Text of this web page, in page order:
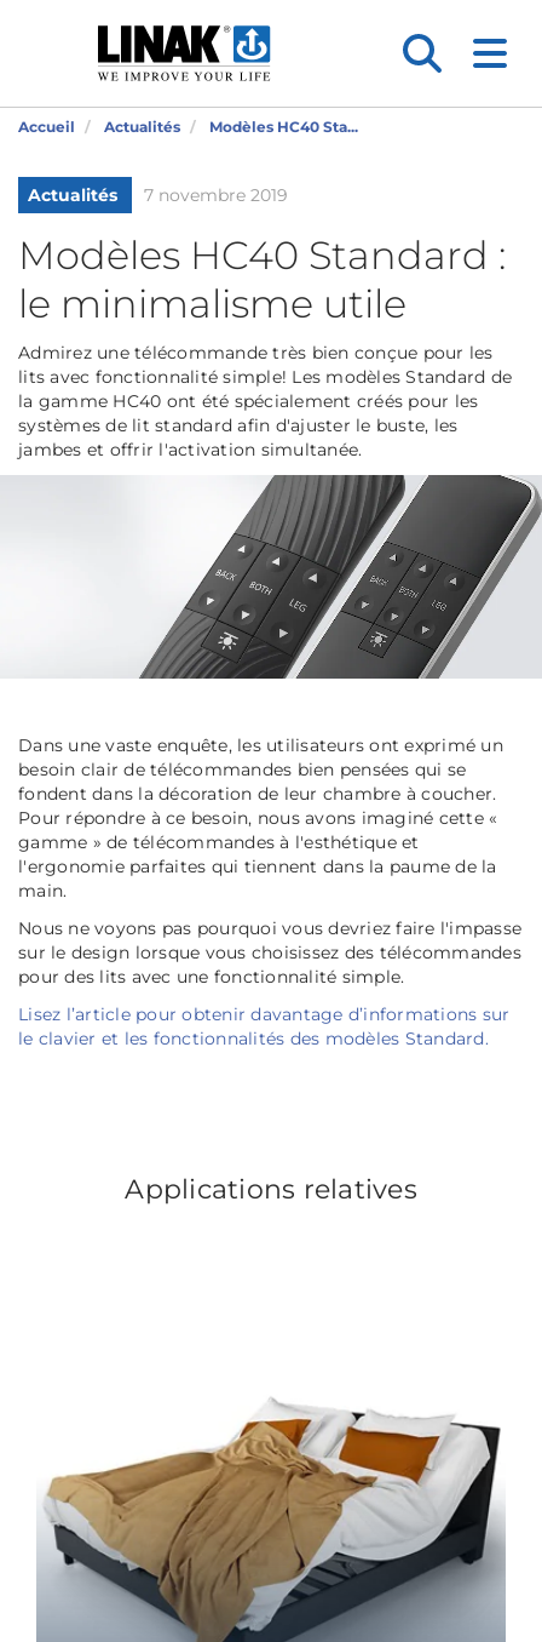
Accueil Actualités Modèles HC40 Sta...
Actualités 7 novembre 2019
Modèles HC40 Standard :
le minimalisme utile
Admirez une télécommande très bien conçue pour les
lits avec fonctionnalité simple! Les modèles Standard de
la gamme HC40 ont été spécialement créés pour les
systèmes de lit standard afin d'ajuster le buste, les
jambes et offrir l'activation simultanée.
Dans une vaste enquête, les utilisateurs ont exprimé un
besoin clair de télécommandes bien pensées qui se
fondent dans la décoration de leur chambre à coucher.
Pour répondre à ce besoin, nous avons imaginé cette «
gamme » de télécommandes à l'esthétique et
l'ergonomie parfaites qui tiennent dans la paume de la
main.
Nous ne voyons pas pourquoi vous devriez faire l'impasse
sur le design lorsque vous choisissez des télécommandes
pour des lits avec une fonctionnalité simple.
Lisez l’article pour obtenir davantage d’informations sur
le clavier et les fonctionnalités des modèles Standard.
Applications relatives